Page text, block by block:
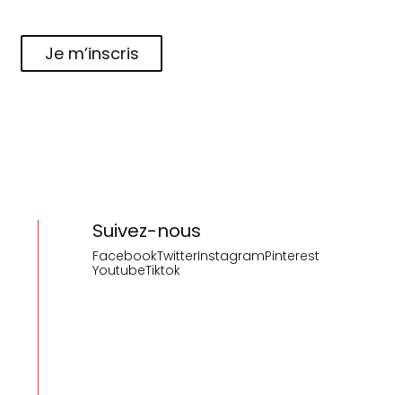
Je m’inscris
Suivez-nous
FacebookTwitterInstagramPinterest
YoutubeTiktok